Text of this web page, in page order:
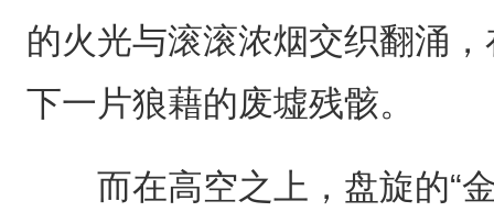
的火光与滚滚浓烟交织翻涌
下一片狼藉的废墟残骸。
而在高空之上，盘旋的“金